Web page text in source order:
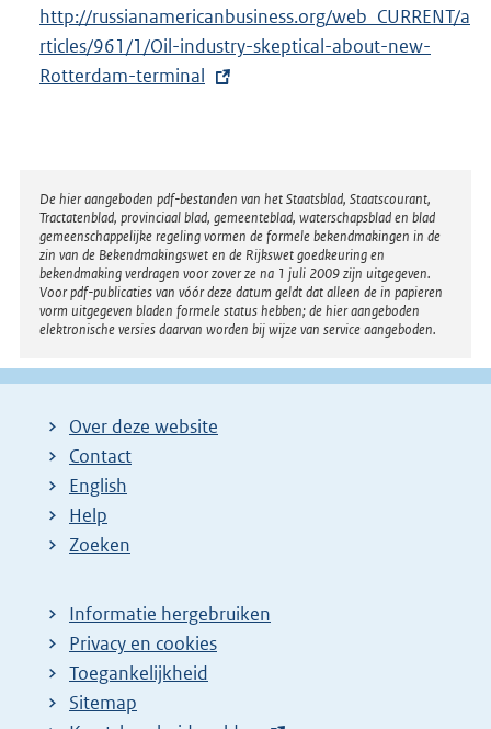
i
x
t
e
l
i
n
k
:
http://russianamericanbusiness.org/web_CURRENT/a
rticles/961/1/Oil-industry-skeptical-about-new-
Rotterdam-terminal
Disclaimer
De hier aangeboden pdf-bestanden van het Staatsblad, Staatscourant,
Tractatenblad, provinciaal blad, gemeenteblad, waterschapsblad en blad
gemeenschappelijke regeling vormen de formele bekendmakingen in de
zin van de Bekendmakingswet en de Rijkswet goedkeuring en
bekendmaking verdragen voor zover ze na 1 juli 2009 zijn uitgegeven.
Voor pdf-publicaties van vóór deze datum geldt dat alleen de in papieren
vorm uitgegeven bladen formele status hebben; de hier aangeboden
elektronische versies daarvan worden bij wijze van service aangeboden.
Over deze website
Contact
English
Help
Zoeken
Informatie hergebruiken
Privacy en cookies
Toegankelijkheid
Sitemap